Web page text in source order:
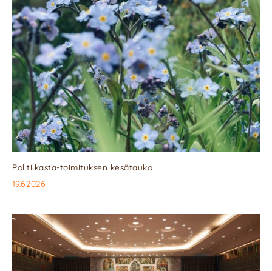
Politiikasta-toimituksen kesätauko
19.6.2026